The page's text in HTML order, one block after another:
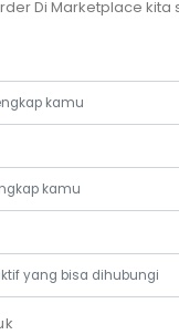
Di Marketplace kita